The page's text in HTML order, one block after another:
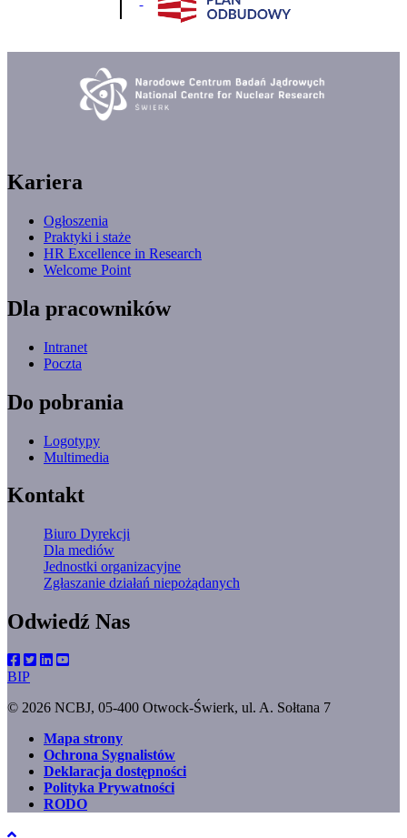
Kariera
Ogłoszenia
Praktyki i staże
HR Excellence in Research
Welcome Point
Dla pracowników
Intranet
Poczta
Do pobrania
Logotypy
Multimedia
Kontakt
Biuro Dyrekcji
Dla mediów
Jednostki organizacyjne
Zgłaszanie działań niepożądanych
Odwiedź Nas
BIP
© 2026 NCBJ, 05-400 Otwock-Świerk, ul. A. Sołtana 7
Footer
menu
Mapa strony
Ochrona Sygnalistów
Deklaracja dostępności
Polityka Prywatności
RODO